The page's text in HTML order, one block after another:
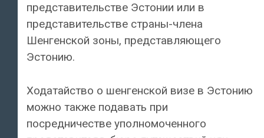
представительстве Эстонии или в
представительстве страны-члена
Шенгенской зоны, представляющего
Эстонию.
Ходатайство о шенгенской визе в Эстонию
можно также подавать при
посредничестве уполномоченного